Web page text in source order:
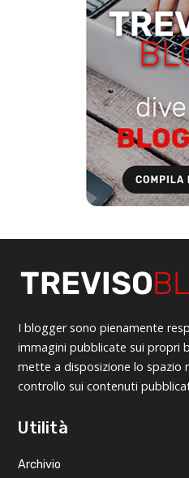
I blogger sono pienamente
immagini pubblicate sui propri
mette a disposizione lo spazio
controllo sui contenuti
Utilità
Archivio